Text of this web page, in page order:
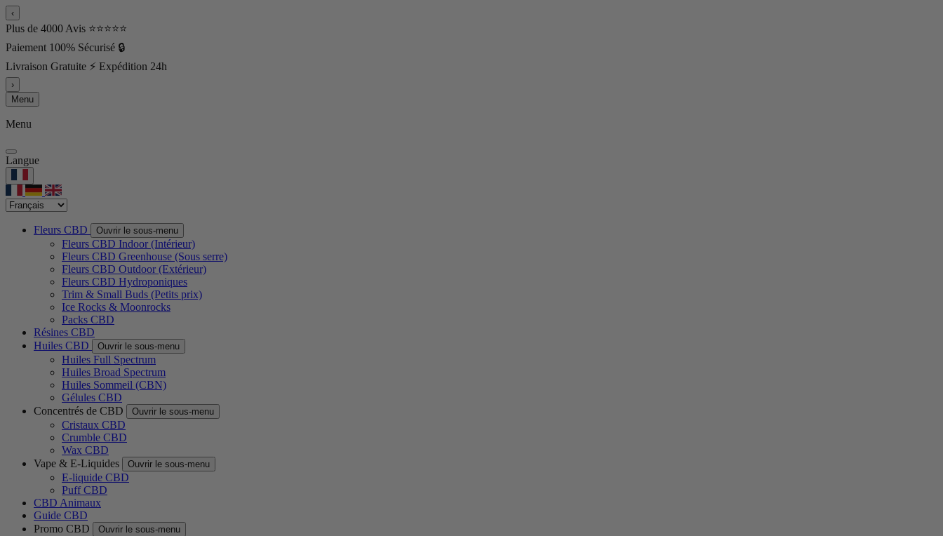
‹
Plus de 4000 Avis ⭐⭐⭐⭐⭐
Paiement 100% Sécurisé 🔒
Livraison Gratuite ⚡ Expédition 24h
›
Menu
Menu
Langue
Fleurs CBD Ouvrir le sous-menu
Fleurs CBD Indoor (Intérieur)
Fleurs CBD Greenhouse (Sous serre)
Fleurs CBD Outdoor (Extérieur)
Fleurs CBD Hydroponiques
Trim & Small Buds (Petits prix)
Ice Rocks & Moonrocks
Packs CBD
Résines CBD
Huiles CBD
Ouvrir le sous-menu
Huiles Full Spectrum
Huiles Broad Spectrum
Huiles Sommeil (CBN)
Gélules CBD
Concentrés de CBD
Ouvrir le sous-menu
Cristaux CBD
Crumble CBD
Wax CBD
Vape & E-Liquides
Ouvrir le sous-menu
E-liquide CBD
Puff CBD
CBD Animaux
Guide CBD
Promo CBD
Ouvrir le sous-menu